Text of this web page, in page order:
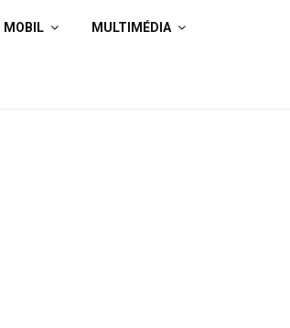
MOBIL MULTIMÉDIA